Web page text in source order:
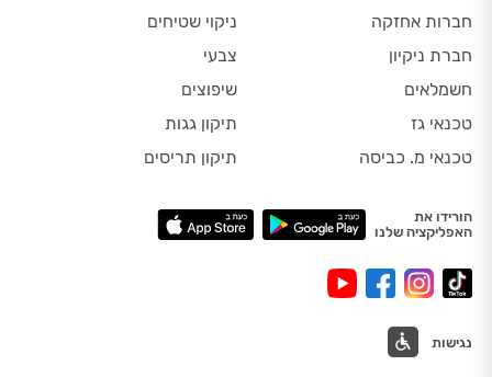
חברות אחזקה
חברת ניקיון
חשמלאים
טכנאי גז
טכנאי מ. כביסה
ניקוי שטיחים
צבעי
שיפוצים
תיקון גגות
תיקון תריסים
הורידו את
האפליקציה שלנו
נגישות